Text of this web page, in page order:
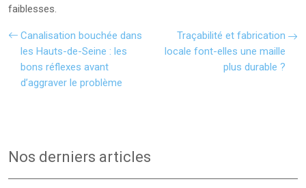
faiblesses.
Canalisation bouchée dans
les Hauts-de-Seine : les
bons réflexes avant
d’aggraver le problème
Traçabilité et fabrication
locale font-elles une maille
plus durable ?
Nos derniers articles